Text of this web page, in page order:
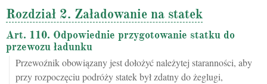
Rozdział 2. Załadowanie na statek
Art. 110. Odpowiednie przygotowanie statku do
przewozu ładunku
Przewoźnik obowiązany jest dołożyć należytej staranności, aby
przy rozpoczęciu podróży statek był zdatny do żeglugi,